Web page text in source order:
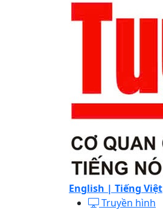
English | Tiếng Việt
Truyền hình